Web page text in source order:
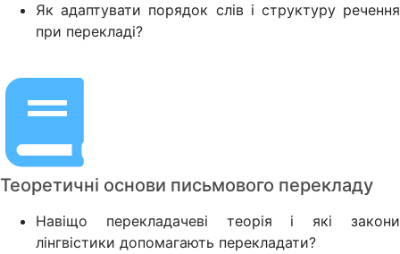
Як адаптувати порядок слів і структуру речення
при перекладі?
Теоретичні основи письмового перекладу
Навіщо перекладачеві теорія і які закони
лінгвістики допомагають перекладати?